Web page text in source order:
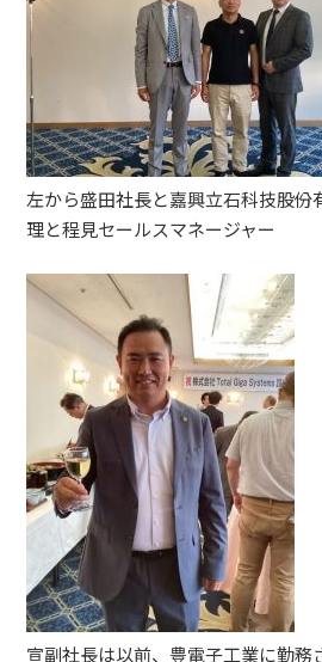
左から盛田社長と嘉興立石科技股份
理と程見セールスマネージャー
宣副社長は以前、豊電子工業に勤務